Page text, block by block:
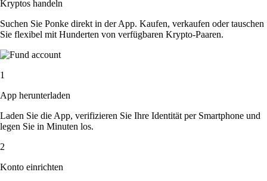
Kryptos handeln
Suchen Sie Ponke direkt in der App. Kaufen, verkaufen oder tauschen
Sie flexibel mit Hunderten von verfügbaren Krypto-Paaren.
1
App herunterladen
Laden Sie die App, verifizieren Sie Ihre Identität per Smartphone und
legen Sie in Minuten los.
2
Konto einrichten